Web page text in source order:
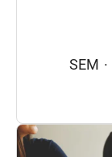
SEM ·